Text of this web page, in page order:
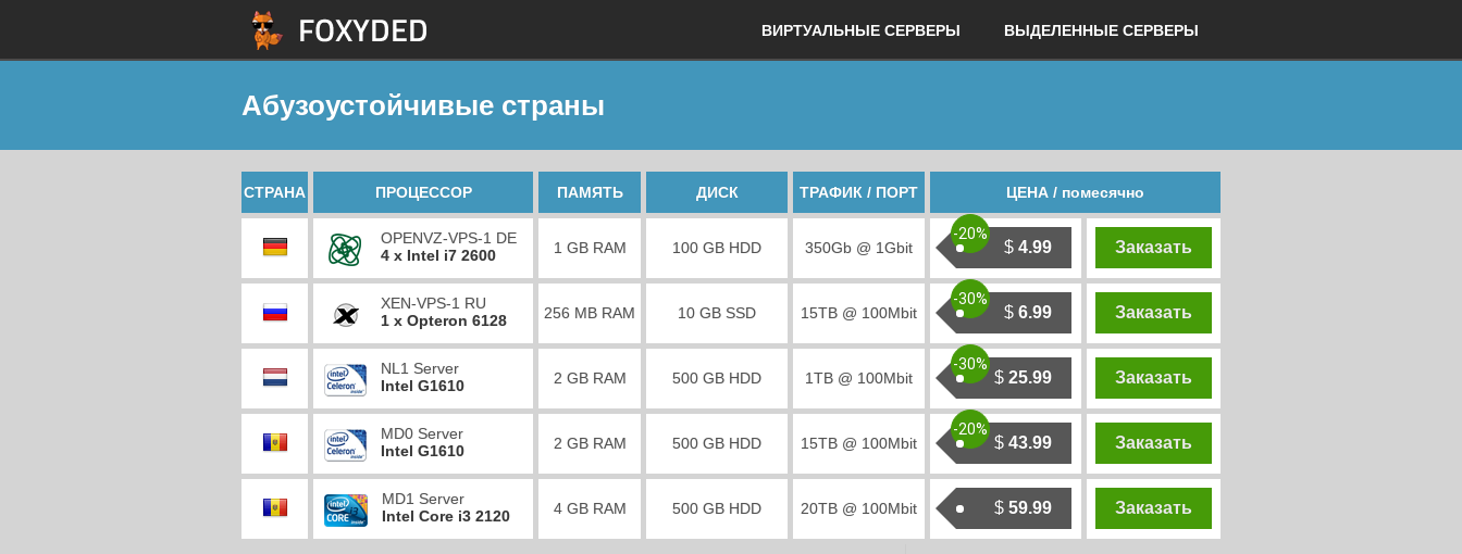
ВИРТУАЛЬНЫЕ СЕРВЕРЫ ВЫДЕЛЕННЫЕ СЕРВЕРЫ
Абузоустойчивые страны
СТРАНА ПРОЦЕССОР ПАМЯТЬ ДИСК ТРАФИК / ПОРТ ЦЕНА / помесячно
OPENVZ-VPS-1 DE
4 x Intel i7 2600
1 GB RAM 100 GB HDD 350Gb @ 1Gbit $ 4.99
-20%
Заказать
XEN-VPS-1 RU
1 x Opteron 6128
256 MB RAM 10 GB SSD 15TB @ 100Mbit $ 6.99
-30%
Заказать
NL1 Server
Intel G1610
2 GB RAM 500 GB HDD 1TB @ 100Mbit $ 25.99
-30%
Заказать
MD0 Server
Intel G1610
2 GB RAM 500 GB HDD 15TB @ 100Mbit $ 43.99
-20%
Заказать
MD1 Server
Intel Core i3 2120
4 GB RAM 500 GB HDD 20TB @ 100Mbit $ 59.99 Заказать